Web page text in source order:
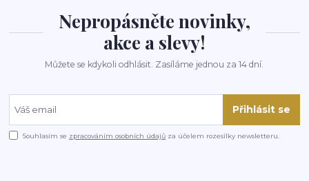
Nepropásněte novinky,
akce a slevy!
Můžete se kdykoli odhlásit. Zasíláme jednou za 14 dní.
Přihlásit se
Souhlasím se zpracováním osobních údajů za účelem rozesílky newsletteru.